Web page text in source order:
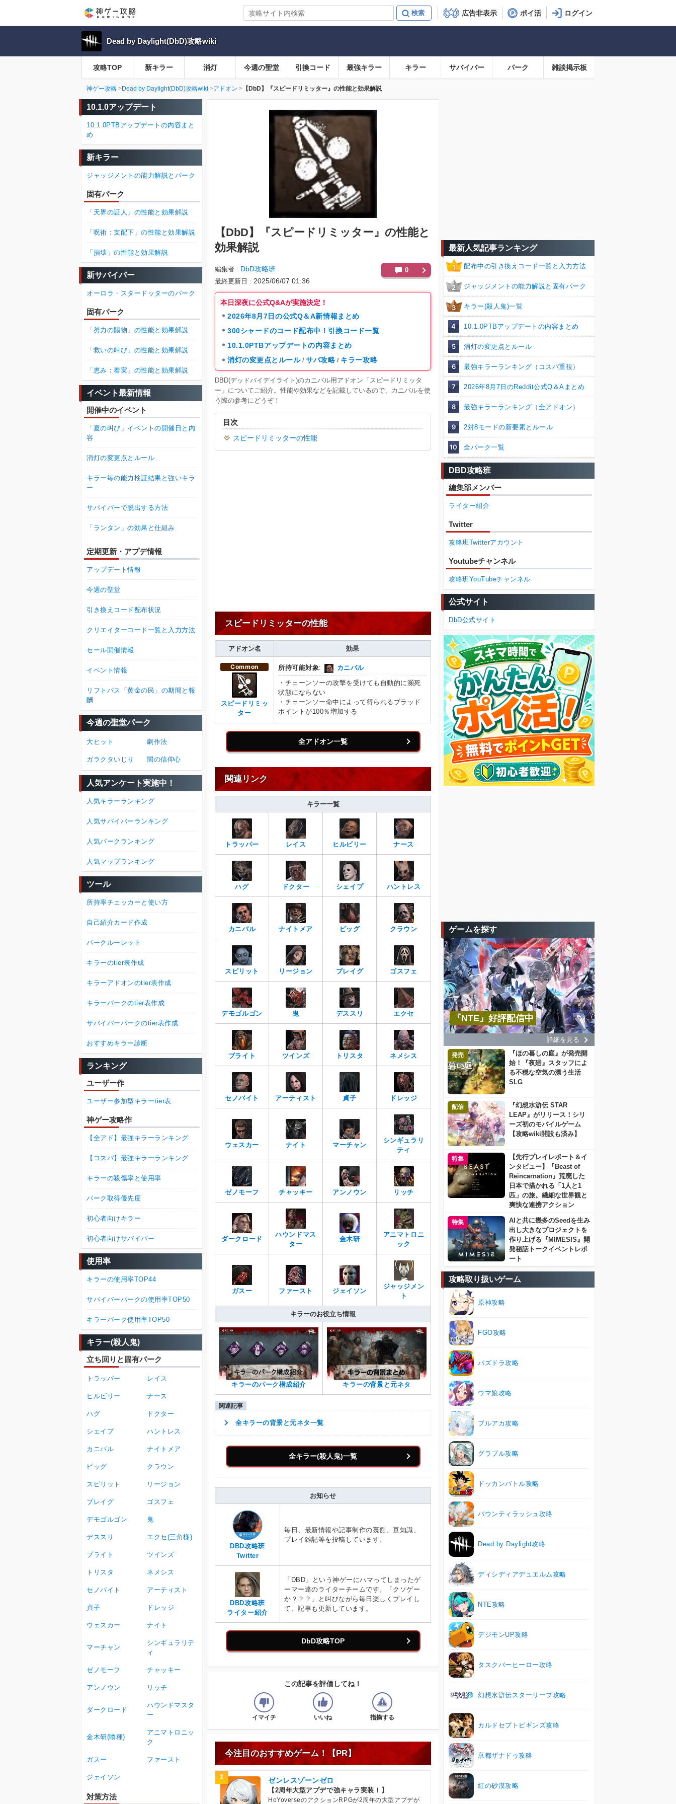
広告非表示 ポイ活
Dead by Daylight(DbD)攻略wiki
攻略TOP 新キラー 消灯 今週の聖堂 引換コード 最強キラー キラー サバイバー パーク 雑談掲示板
神ゲー攻略 Dead by Daylight(DbD)攻略wiki アドオン 【DbD】『スピードリミッター』の性能と効果解説
【DbD】
『スピードリミッター』の性能と
効果解説
編集者 DbD攻略班
最終更新日 2025/06/07 01:36
0
本日深夜に公式Q&Aが実施決定！
2026年8月7日の公式Q＆A新情報まとめ
300シャードのコード配布中！引換コード一覧
10.1.0PTBアップデートの内容まとめ
消灯の変更点とルール / サバ攻略 / キラー攻略
DBD(デッドバイデイライト)のカニバル用アドオン「スピードリミッタ
ー」についてご紹介。性能や効果などを記載しているので、カニバルを使
う際の参考にどうぞ！
目次
スピードリミッターの性能
スピードリミッターの性能
アドオン名 効果
Common
スピードリミッ
ター
所持可能対象:
カニバル
・チェーンソーの攻撃を受けても自動的に瀕死
状態にならない
・チェーンソー命中によって得られるブラッド
ポイントが100％増加する
全アドオン一覧
関連リンク
キラー一覧
トラッパー レイス ヒルビリー ナース
ハグ ドクター シェイプ ハントレス
カニバル ナイトメア ピッグ クラウン
スピリット リージョン プレイグ ゴスフェ
デモゴルゴン 鬼 デススリ エクセ
ブライト ツインズ トリスタ ネメシス
セノバイト アーティスト 貞子 ドレッジ
ウェスカー ナイト マーチャン
シンギュラリ
ティ
ゼノモーフ チャッキー アンノウン リッチ
ダークロード
ハウンドマス
ター
金木研
アニマトロニ
ック
ガスー ファースト ジェイソン
ジャッジメン
ト
キラーのお役立ち情報
キラーのパーク構成紹介 キラーの背景と元ネタ
全キラーの背景と元ネタ一覧
全キラー(殺人鬼)一覧
お知らせ
DBD攻略班
Twitter
毎日、最新情報や記事制作の裏側、豆知識、
プレイ雑記等を投稿しています。
DBD攻略班
ライター紹介
「DBD」という神ゲーにハマってしまったゲ
ーマー達のライターチームです。「クソゲー
か？？？」と叫びながら毎日楽しくプレイし
て、記事も更新しています。
DbD攻略TOP
この記事を評価してね！
イマイチ いいね 指摘する
今注目のおすすめゲーム！【PR】
1 ゼンレスゾーンゼロ
【2周年大型アプデで強キャラ実装！】
HoYoverseのアクションRPGが2周年の大型アプデが
最新人気記事ランキング
1 配布中の引き換えコード一覧と入力方法
2 ジャッジメントの能力解説と固有パーク
3 キラー(殺人鬼)一覧
4 10.1.0PTBアップデートの内容まとめ
5 消灯の変更点とルール
6 最強キラーランキング（コスパ重視）
7 2026年8月7日のReddit公式Q＆Aまとめ
8 最強キラーランキング（全アドオン）
9 2対8モードの新要素とルール
10 全パーク一覧
DBD攻略班
編集部メンバー
ライター紹介
Twitter
攻略班Twitterアカウント
Youtubeチャンネル
攻略班YouTubeチャンネル
公式サイト
DbD公式サイト
ゲームを探す
『NTE』好評配信中
詳細を見る
発売
『ほの暮しの庭』が発売開
始！『夜廻』スタッフによ
る不穏な空気の漂う生活
SLG
配信
『幻想水滸伝 STAR
LEAP』がリリース！シリ
ーズ初のモバイルゲーム
【攻略wiki開設も済み】
特集
【先行プレイレポート＆イ
ンタビュー】『Beast of
Reincarnation』荒廃した
日本で描かれる「1人と1
匹」の旅。繊細な世界観と
爽快な連携アクション
特集
AIと共に幾多のSeedを生み
出し大きなプロジェクトを
作り上げる『MIMESIS』開
発秘話トークイベントレポ
ート
攻略取り扱いゲーム
原神攻略
FGO攻略
パズドラ攻略
ウマ娘攻略
ブルアカ攻略
グラブル攻略
ドッカンバトル攻略
バウンティラッシュ攻略
Dead by Daylight攻略
ディシディアデュエルム攻略
NTE攻略
デジモンUP攻略
タスクバーヒーロー攻略
幻想水滸伝スターリープ攻略
カルドセプトビギンズ攻略
亰都ザナドゥ攻略
紅の砂漠攻略
10.1.0アップデート
10.1.0PTBアップデートの内容まと
め
新キラー
ジャッジメントの能力解説とパーク
固有パーク
「天界の証人」の性能と効果解説
「呪術：支配下」の性能と効果解説
「損壊」の性能と効果解説
新サバイバー
オーロラ・スタードッターのパーク
固有パーク
「努力の賜物」の性能と効果解説
「救いの叫び」の性能と効果解説
「恵み：着実」の性能と効果解説
イベント最新情報
開催中のイベント
「夏の叫び」イベントの開催日と内
容
消灯の変更点とルール
キラー毎の能力検証結果と強いキラ
ー
サバイバーで脱出する方法
「ランタン」の効果と仕組み
定期更新・アプデ情報
アップデート情報
今週の聖堂
引き換えコード配布状況
クリエイターコード一覧と入力方法
セール開催情報
イベント情報
リフトパス「黄金の民」の期間と報
酬
今週の聖堂パーク
大ヒット 劇作法
ガラクタいじり 闇の信仰心
人気アンケート実施中！
人気キラーランキング
人気サバイバーランキング
人気パークランキング
人気マップランキング
ツール
所持率チェッカーと使い方
自己紹介カード作成
パークルーレット
キラーのtier表作成
キラーアドオンのtier表作成
キラーパークのtier表作成
サバイバーパークのtier表作成
おすすめキラー診断
ランキング
ユーザー作
ユーザー参加型キラーtier表
神ゲー攻略作
【全アド】最強キラーランキング
【コスパ】最強キラーランキング
キラーの殺傷率と使用率
パーク取得優先度
初心者向けキラー
初心者向けサバイバー
使用率
キラーの使用率TOP44
サバイバーパークの使用率TOP50
キラーパーク使用率TOP50
キラー(殺人鬼)
立ち回りと固有パーク
トラッパー レイス
ヒルビリー ナース
ハグ ドクター
シェイプ ハントレス
カニバル ナイトメア
ピッグ クラウン
スピリット リージョン
プレイグ ゴスフェ
デモゴルゴン 鬼
デススリ エクセ(三角様)
ブライト ツインズ
トリスタ ネメシス
セノバイト アーティスト
貞子 ドレッジ
ウェスカー ナイト
マーチャン
シンギュラリテ
ィ
ゼノモーフ チャッキー
アンノウン リッチ
ダークロード
ハウンドマスタ
ー
金木研(喰種)
アニマトロニッ
ク
ガスー ファースト
ジェイソン
対策方法